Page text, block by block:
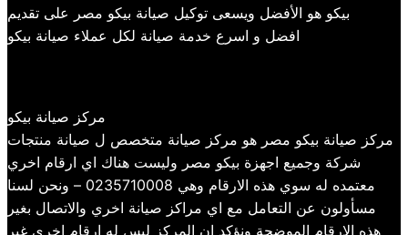
بيكو هو الأفضل ويسعى توكيل صيانة بيكو مصر على تقديم
افضل و اسرع خدمة صيانة لكل عملاء صيانة بيكو
مركز صيانة بيكو
مركز صيانة بيكو مصر هو مركز صيانة متخصص ل صيانة منتجات
شركة وجميع اجهزة بيكو مصر وليست هناك اي ارقام اخري
معتمده له سوي هذه الارقام وهي 0235710008 – ونحن لسنا
مسأولون عن التعامل مع اي مراكز صيانة اخري والاتصال بغير
هذه الارقام الموضحة ونؤكد ان المركز ليس له ارقام اخري غير